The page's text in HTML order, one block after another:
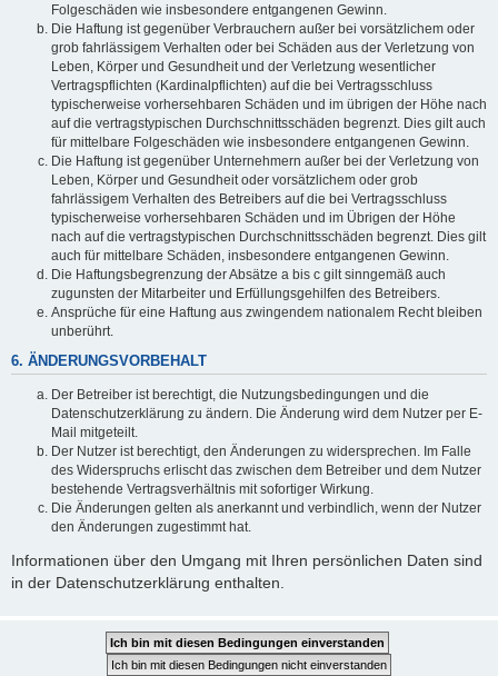
Folgeschäden wie insbesondere entgangenen Gewinn.
Die Haftung ist gegenüber Verbrauchern außer bei vorsätzlichem oder
grob fahrlässigem Verhalten oder bei Schäden aus der Verletzung von
Leben, Körper und Gesundheit und der Verletzung wesentlicher
Vertragspflichten (Kardinalpflichten) auf die bei Vertragsschluss
typischerweise vorhersehbaren Schäden und im übrigen der Höhe nach
auf die vertragstypischen Durchschnittsschäden begrenzt. Dies gilt auch
für mittelbare Folgeschäden wie insbesondere entgangenen Gewinn.
Die Haftung ist gegenüber Unternehmern außer bei der Verletzung von
Leben, Körper und Gesundheit oder vorsätzlichem oder grob
fahrlässigem Verhalten des Betreibers auf die bei Vertragsschluss
typischerweise vorhersehbaren Schäden und im Übrigen der Höhe
nach auf die vertragstypischen Durchschnittsschäden begrenzt. Dies gilt
auch für mittelbare Schäden, insbesondere entgangenen Gewinn.
Die Haftungsbegrenzung der Absätze a bis c gilt sinngemäß auch
zugunsten der Mitarbeiter und Erfüllungsgehilfen des Betreibers.
Ansprüche für eine Haftung aus zwingendem nationalem Recht bleiben
unberührt.
6. ÄNDERUNGSVORBEHALT
Der Betreiber ist berechtigt, die Nutzungsbedingungen und die
Datenschutzerklärung zu ändern. Die Änderung wird dem Nutzer per E-
Mail mitgeteilt.
Der Nutzer ist berechtigt, den Änderungen zu widersprechen. Im Falle
des Widerspruchs erlischt das zwischen dem Betreiber und dem Nutzer
bestehende Vertragsverhältnis mit sofortiger Wirkung.
Die Änderungen gelten als anerkannt und verbindlich, wenn der Nutzer
den Änderungen zugestimmt hat.
Informationen über den Umgang mit Ihren persönlichen Daten sind
in der Datenschutzerklärung enthalten.